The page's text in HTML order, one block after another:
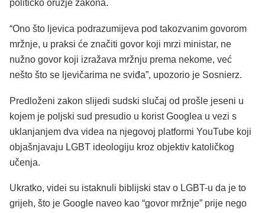
političko oružje zakona.
“Ono što ljevica podrazumijeva pod takozvanim govorom
mržnje, u praksi će značiti govor koji mrzi ministar, ne
nužno govor koji izražava mržnju prema nekome, već
nešto što se ljevičarima ne sviđa”, upozorio je Sosnierz.
Predloženi zakon slijedi sudski slučaj od prošle jeseni u
kojem je poljski sud presudio u korist Googlea u vezi s
uklanjanjem dva videa na njegovoj platformi YouTube koji
objašnjavaju LGBT ideologiju kroz objektiv katoličkog
učenja.
Ukratko, videi su istaknuli biblijski stav o LGBT-u da je to
grijeh, što je Google naveo kao “govor mržnje” prije nego